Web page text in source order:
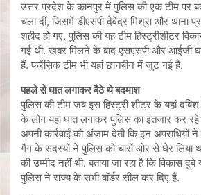
उत्तर प्रदेश के कानपुर में पुलिस की एक टीम पर
चला दीं, जिसमें डीएसपी देवेंद्र मिश्रा और थाना
शहीद हो गए. पुलिस की यह टीम हिस्ट्रीशीटर
गई थी. खबर मिलने के बाद एसएसपी और आईजी
हैं. फरेंसिक टीम भी यहां छानबीन में जुट गई है.
पहले से घात लगाकर बैठे थे बदमाश
पुलिस की टीम जब इस हिस्ट्री शीटर के यहां
के लोग यहां घात लगाकर पुलिस का इंतजार कर
अपनी कार्रवाई को अंजाम देती कि इन अपराधियों
गैंग के सदस्यों ने पुलिस को चारों ओर से घेर लिया
की उम्मीद नहीं थी. बताया जा रहा है कि विकास दुबे
पुलिस ने राज्य के सभी बॉर्डर सील कर दिए हैं.